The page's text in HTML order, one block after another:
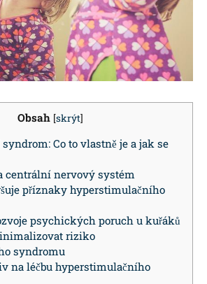
Obsah [skrýt]
Co to vlastně je a jak se
centrální nervový systém
příznaky hyperstimulačního
psychických poruch u kuřáků
riziko
syndromu
na léčbu hyperstimulačního